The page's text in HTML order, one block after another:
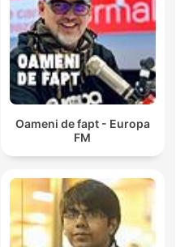
Oameni de fapt - Europa
FM